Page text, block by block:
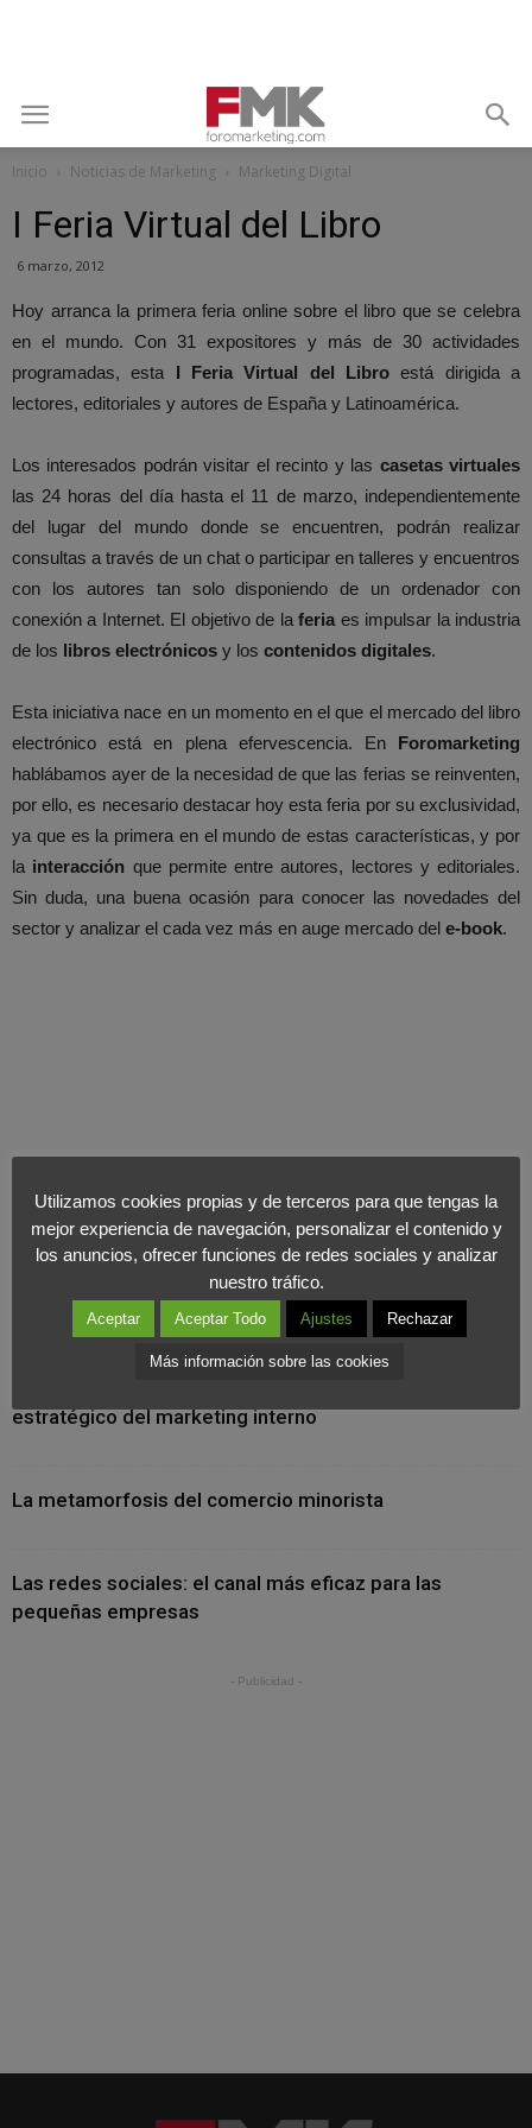
Inicio Noticias de Marketing Marketing Digital
I Feria Virtual del Libro
6 marzo, 2012
Hoy arranca la primera feria online sobre el libro que se celebra
en el mundo. Con 31 expositores y más de 30 actividades
programadas, esta I Feria Virtual del Libro está dirigida a
lectores, editoriales y autores de España y Latinoamérica.
Los interesados podrán visitar el recinto y las casetas virtuales
las 24 horas del día hasta el 11 de marzo, independientemente
del lugar del mundo donde se encuentren, podrán realizar
consultas a través de un chat o participar en talleres y encuentros
con los autores tan solo disponiendo de un ordenador con
conexión a Internet. El objetivo de laferia es impulsar la industria
de los libros electrónicos y los contenidos digitales.
Esta iniciativa nace en un momento en el que el mercado del libro
electrónico está en plena efervescencia. En Foromarketing
hablábamos ayer de la necesidad de que las ferias se reinventen,
por ello, es necesario destacar hoy esta feria por su exclusividad,
ya que es la primera en el mundo de estas características, y por
la interacción que permite entre autores, lectores y editoriales.
Sin duda, una buena ocasión para conocer las novedades del
sector y analizar el cada vez más en auge mercado del e-book.
Últimas Noticias
estratégico del marketing interno
La metamorfosis del comercio minorista
Las redes sociales: el canal más eficaz para las
pequeñas empresas
- Publicidad -
Utilizamos cookies propias y de terceros para que tengas la
mejor experiencia de navegación, personalizar el contenido y
los anuncios, ofrecer funciones de redes sociales y analizar
nuestro tráfico.
Aceptar Aceptar Todo Ajustes Rechazar
Más información sobre las cookies